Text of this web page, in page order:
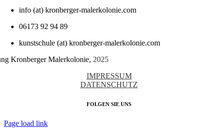
info (at) kronberger-malerkolonie.com
06173 92 94 89
kunstschule (at) kronberger-malerkolonie.com
Kronberger Malerkolonie, 2025
IMPRESSUM
DATENSCHUTZ
FOLGEN SIE UNS
Page load link